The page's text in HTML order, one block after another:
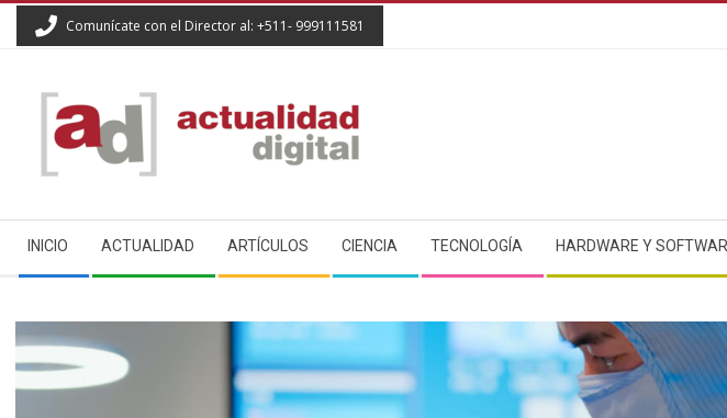
Comunícate con el Director al: +511- 999111581
ACTUALIDAD
DIGITAL
Navigation
Menu
INICIO ACTUALIDAD ARTÍCULOS CIENCIA TECNOLOGÍA HARDWARE Y